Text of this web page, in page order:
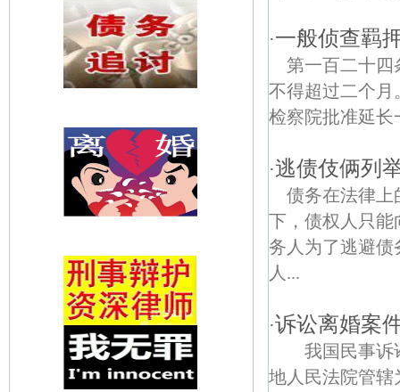
·一般侦查羁
第一百二十
不得超过二个月
检察院批准延长
·逃债伎俩列
债务在法律上
下，债权人只能
务人为了逃避债
人...
·诉讼离婚案
我国民事诉
地人民法院管